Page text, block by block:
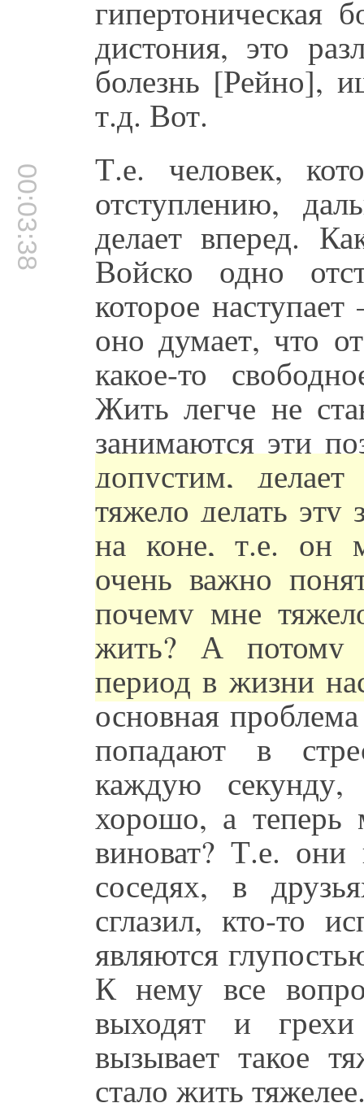
гипертоническая
дистония, это
болезнь [Рейно],
т.д. Вот.
00:03:38 Т.е. человек,
отступлению,
делает вперед.
Войско одно
которое
оно думает, что
какое-то
Жить легче не
занимаются эти
допустим,
тяжело делать
на коне, т.е. он
очень важно
почему мне
жить? А потому
период в жизни
основная
попадают в
каждую
хорошо, а теперь
виноват? Т.е.
соседях, в
сглазил, кто-то
являются
К нему все
выходят и
вызывает такое
стало жить